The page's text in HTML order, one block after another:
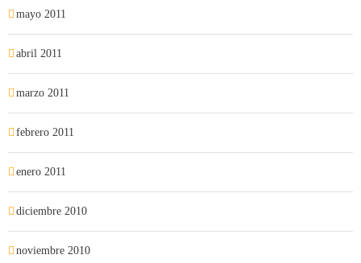
mayo 2011
abril 2011
marzo 2011
febrero 2011
enero 2011
diciembre 2010
noviembre 2010